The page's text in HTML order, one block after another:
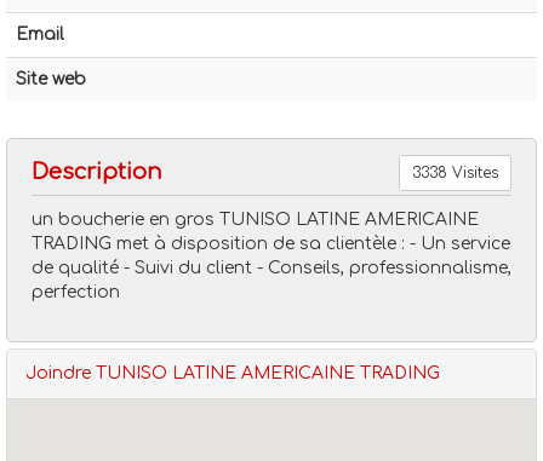
Boucheries charcuteries
Email
Site web
Description 3338 Visites
un boucherie en gros TUNISO LATINE AMERICAINE
TRADING met à disposition de sa clientèle : - Un service
de qualité - Suivi du client - Conseils, professionnalisme,
perfection
Joindre TUNISO LATINE AMERICAINE TRADING